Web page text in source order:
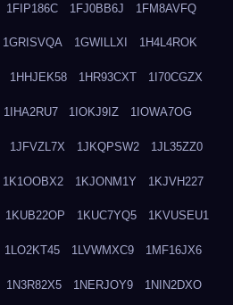
1FIP186C 1FJ0BB6J 1FM8AVFQ
1GRISVQA 1GWILLXI 1H4L4ROK
1HHJEK58 1HR93CXT 1I70CGZX
1IHA2RU7 1IOKJ9IZ 1IOWA7OG
1JFVZL7X 1JKQPSW2 1JL35ZZ0
1K1OOBX2 1KJONM1Y 1KJVH227
1KUB22OP 1KUC7YQ5 1KVUSEU1
1LO2KT45 1LVWMXC9 1MF16JX6
1N3R82X5 1NERJOY9 1NIN2DXO